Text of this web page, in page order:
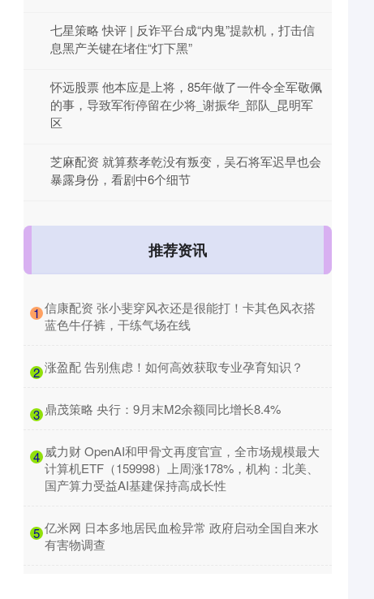
七星策略 快评 | 反诈平台成“内鬼”提款机，打击信
息黑产关键在堵住“灯下黑”
怀远股票 他本应是上将，85年做了一件令全军敬佩
的事，导致军衔停留在少将_谢振华_部队_昆明军
区
芝麻配资 就算蔡孝乾没有叛变，吴石将军迟早也会
暴露身份，看剧中6个细节
推荐资讯
1 ​信康配资 张小斐穿风衣还是很能打！卡其色风衣搭
蓝色牛仔裤，干练气场在线
2 ​涨盈配 告别焦虑！如何高效获取专业孕育知识？
3 ​鼎茂策略 央行：9月末M2余额同比增长8.4%
4 ​威力财 OpenAI和甲骨文再度官宣，全市场规模最大
计算机ETF（159998）上周涨178%，机构：北美、
国产算力受益AI基建保持高成长性
5 ​亿米网 日本多地居民血检异常 政府启动全国自来水
有害物调查